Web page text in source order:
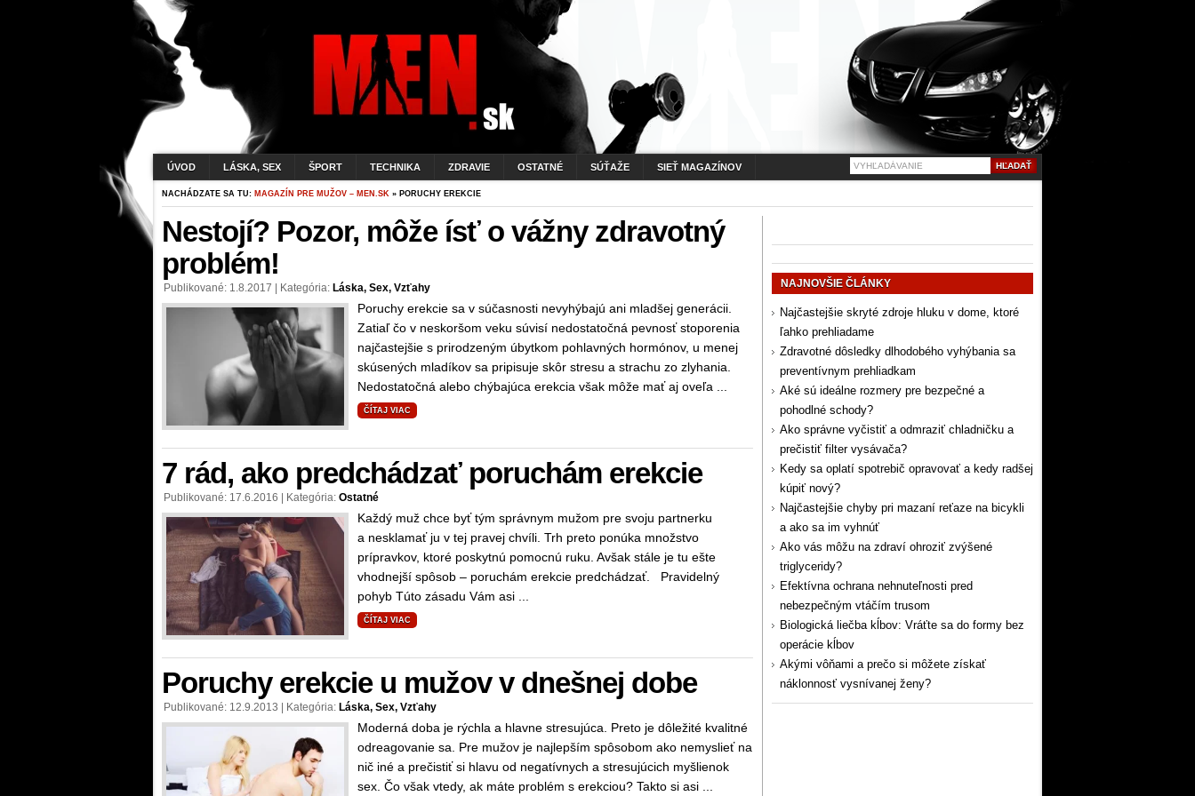
ÚVOD LÁSKA, SEX ŠPORT TECHNIKA ZDRAVIE OSTATNÉ SÚŤAŽE SIEŤ MAGAZÍNOV
NACHÁDZATE SA TU: MAGAZÍN PRE MUŽOV – MEN.SK » PORUCHY EREKCIE
Nestojí? Pozor, môže ísť o vážny zdravotný
problém!
Publikované: 1.8.2017 | Kategória: Láska, Sex, Vzťahy
Poruchy erekcie sa v súčasnosti nevyhýbajú ani mladšej generácii.
Zatiaľ čo v neskoršom veku súvisí nedostatočná pevnosť stoporenia
najčastejšie s prirodzeným úbytkom pohlavných hormónov, u menej
skúsených mladíkov sa pripisuje skôr stresu a strachu zo zlyhania.
Nedostatočná alebo chýbajúca erekcia však môže mať aj oveľa ...
ČÍTAJ VIAC
7 rád, ako predchádzať poruchám erekcie
Publikované: 17.6.2016 | Kategória: Ostatné
Každý muž chce byť tým správnym mužom pre svoju partnerku
a nesklamať ju v tej pravej chvíli. Trh preto ponúka množstvo
prípravkov, ktoré poskytnú pomocnú ruku. Avšak stále je tu ešte
vhodnejší spôsob – poruchám erekcie predchádzať. Pravidelný
pohyb Túto zásadu Vám asi ...
ČÍTAJ VIAC
Poruchy erekcie u mužov v dnešnej dobe
Publikované: 12.9.2013 | Kategória: Láska, Sex, Vzťahy
Moderná doba je rýchla a hlavne stresujúca. Preto je dôležité kvalitné
odreagovanie sa. Pre mužov je najlepším spôsobom ako nemyslieť na
nič iné a prečistiť si hlavu od negatívnych a stresujúcich myšlienok
sex. Čo však vtedy, ak máte problém s erekciou? Takto si asi ...
NAJNOVŠIE ČLÁNKY
Najčastejšie skryté zdroje hluku v dome, ktoré
ľahko prehliadame
Zdravotné dôsledky dlhodobého vyhýbania sa
preventívnym prehliadkam
Aké sú ideálne rozmery pre bezpečné a
pohodlné schody?
Ako správne vyčistiť a odmraziť chladničku a
prečistiť filter vysávača?
Kedy sa oplatí spotrebič opravovať a kedy radšej
kúpiť nový?
Najčastejšie chyby pri mazaní reťaze na bicykli
a ako sa im vyhnúť
Ako vás môžu na zdraví ohroziť zvýšené
triglyceridy?
Efektívna ochrana nehnuteľnosti pred
nebezpečným vtáčím trusom
Biologická liečba kĺbov: Vráťte sa do formy bez
operácie kĺbov
Akými vôňami a prečo si môžete získať
náklonnosť vysnívanej ženy?